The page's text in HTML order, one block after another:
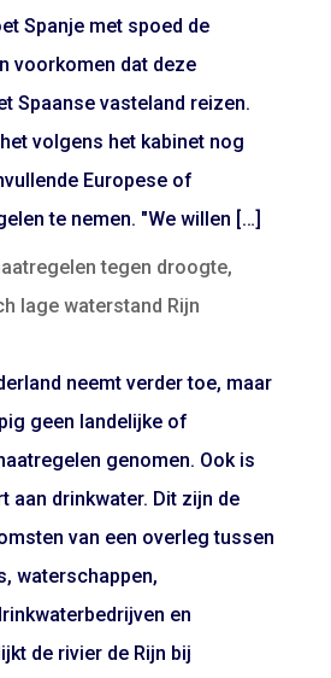
Spanje met spoed de
voorkomen dat deze
Spaanse vasteland reizen.
volgens het kabinet nog
Europese of
te nemen. "We willen […]
tegen droogte,
lage waterstand Rijn
neemt verder toe, maar
geen landelijke of
genomen. Ook is
aan drinkwater. Dit zijn de
van een overleg tussen
waterschappen,
en
de rivier de Rijn bij